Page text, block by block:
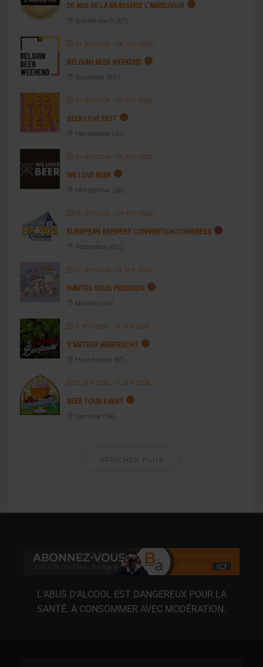
20 ANS DE LA BRASSERIE L’ABREUVOIR
Breitenbach (67)
04 SEP 2026- 06 SEP 2026
BELGIAN BEER WEEKEND
Bruxelles (BE)
04 SEP 2026- 12 SEP 2026
BEER LOVE FEST
Montpellier (34)
04 SEP 2026- 05 SEP 2026
WE LOVE BEER
Montélimar (26)
06 SEP 2026- 09 SEP 2026
EUROPEAN BREWERY CONVENTION CONGRESS
Rotterdam (NL)
07 SEP 2026- 13 SEP 2026
NANTES SOUS PRESSION
Nantes (44)
11 SEP 2026- 12 SEP 2026
S’METEOR BIERFESCHT
Hochfelden (67)
12 SEP 2026- 13 SEP 2026
BEER TOUR EVENT
Cambrai (59)
AFFICHER PLUS
L’ABUS D’ALCOOL EST DANGEREUX POUR LA
SANTÉ. À CONSOMMER AVEC MODÉRATION.